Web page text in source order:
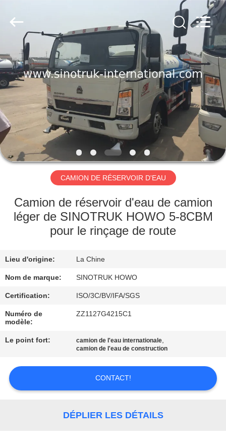
À
LA
MAISON
PRODUITS
À
PROPOS
NOUS
L'USINE
CONTRÔLE
DE
QUALITÉ
NOUS
CONTACTER
LTD..
Reserved.
CAMION DE RÉSERVOIR D'EAU
Camion de réservoir d'eau de camion
léger de SINOTRUK HOWO 5-8CBM
pour le rinçage de route
Lieu d'origine: La Chine
Nom de marque: SINOTRUK HOWO
Certification: ISO/3C/BV/IFA/SGS
Numéro de
modèle:
ZZ1127G4215C1
Le point fort: camion de l'eau internationale,
camion de l'eau de construction
CONTACT!
DÉPLIER LES DÉTAILS